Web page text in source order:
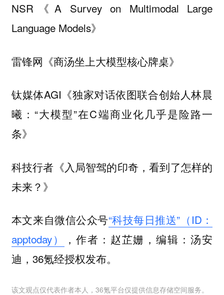
NSR《A Survey on Multimodal Large
Language Models》
雷锋网《商汤坐上大模型核心牌桌》
钛媒体AGI《独家对话依图联合创始人林晨
曦：“大模型”在C端商业化几乎是险路一
条》
科技行者《入局智驾的印奇，看到了怎样的
未来？》
本文来自微信公众号“科技每日推送”（ID：
apptoday）
，作者：赵芷姗，编辑：汤安
迪，36氪经授权发布。
该文观点仅代表作者本人，36氪平台仅提供信息存储空间服务。